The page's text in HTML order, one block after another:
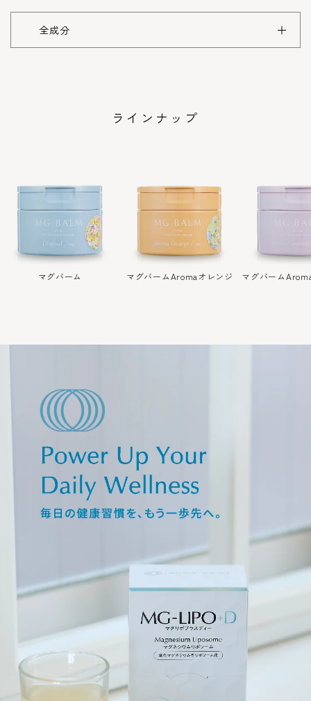
全成分
ラインナップ
マグバーム マグバームAromaオレンジ マグバーム